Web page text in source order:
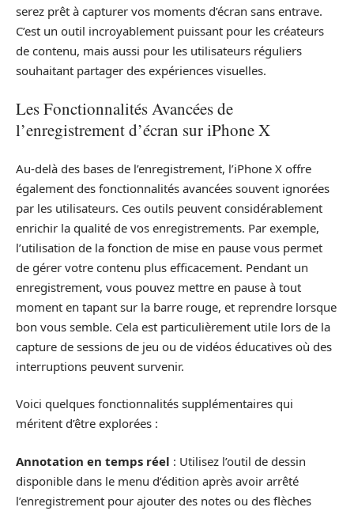
serez prêt à capturer vos moments d’écran sans entrave.
C’est un outil incroyablement puissant pour les créateurs
de contenu, mais aussi pour les utilisateurs réguliers
souhaitant partager des expériences visuelles.
Les Fonctionnalités Avancées de
l’enregistrement d’écran sur iPhone X
Au-delà des bases de l’enregistrement, l’iPhone X offre
également des fonctionnalités avancées souvent ignorées
par les utilisateurs. Ces outils peuvent considérablement
enrichir la qualité de vos enregistrements. Par exemple,
l’utilisation de la fonction de mise en pause vous permet
de gérer votre contenu plus efficacement. Pendant un
enregistrement, vous pouvez mettre en pause à tout
moment en tapant sur la barre rouge, et reprendre lorsque
bon vous semble. Cela est particulièrement utile lors de la
capture de sessions de jeu ou de vidéos éducatives où des
interruptions peuvent survenir.
Voici quelques fonctionnalités supplémentaires qui
méritent d’être explorées :
Annotation en temps réel : Utilisez l’outil de dessin
disponible dans le menu d’édition après avoir arrêté
l’enregistrement pour ajouter des notes ou des flèches